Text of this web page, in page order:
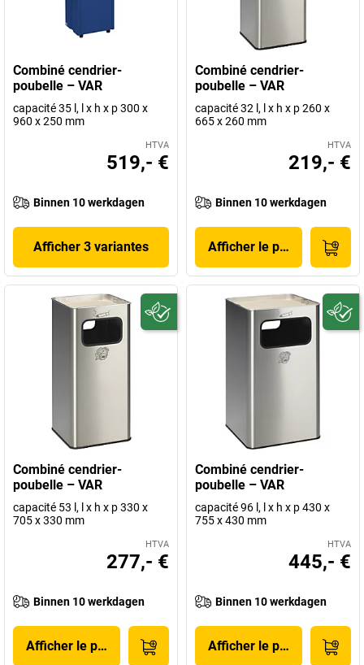
Combiné cendrier-
poubelle – VAR
capacité 35 l, l x h x p 300 x
960 x 250 mm
HTVA
519,- €
Binnen 10 werkdagen
Afficher 3 variantes
Combiné cendrier-
poubelle – VAR
capacité 32 l, l x h x p 260 x
665 x 260 mm
HTVA
219,- €
Binnen 10 werkdagen
Afficher le produit
Combiné cendrier-
poubelle – VAR
capacité 53 l, l x h x p 330 x
705 x 330 mm
HTVA
277,- €
Binnen 10 werkdagen
Afficher le produit
Combiné cendrier-
poubelle – VAR
capacité 96 l, l x h x p 430 x
755 x 430 mm
HTVA
445,- €
Binnen 10 werkdagen
Afficher le produit